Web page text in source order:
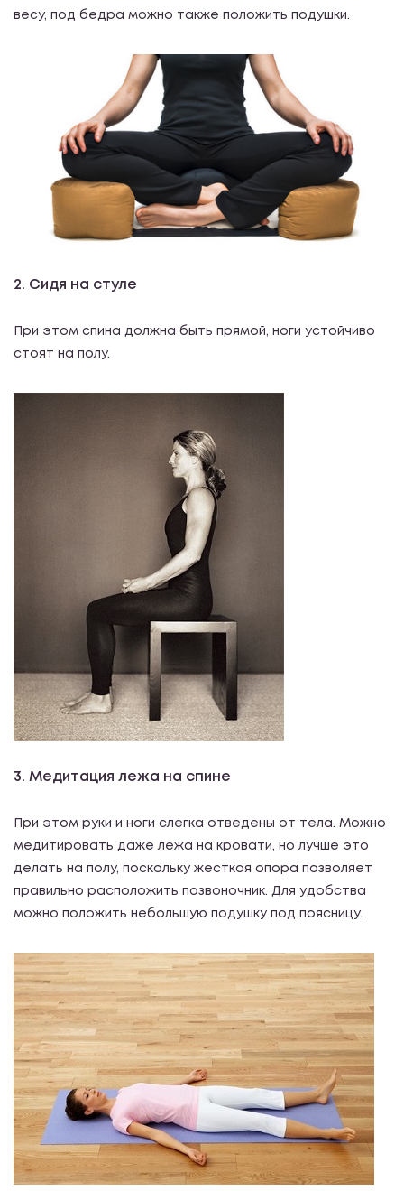
весу, под бедра можно также положить подушки.
2. Сидя на стуле
При этом спина должна быть прямой, ноги устойчиво
стоят на полу.
3. Медитация лежа на спине
При этом руки и ноги слегка отведены от тела. Можно
медитировать даже лежа на кровати, но лучше это
делать на полу, поскольку жесткая опора позволяет
правильно расположить позвоночник. Для удобства
можно положить небольшую подушку под поясницу.